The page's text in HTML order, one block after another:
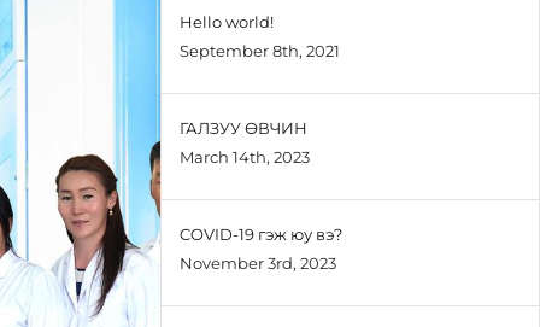
Hello world!
September 8th, 2021
ГАЛЗУУ ӨВЧИН
March 14th, 2023
COVID-19 гэж юу вэ?
November 3rd, 2023